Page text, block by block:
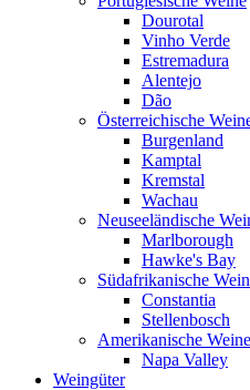
Dourotal
Vinho Verde
Estremadura
Alentejo
Dão
Österreichische
Burgenland
Kamptal
Kremstal
Wachau
Neuseeländische
Marlborough
Hawke's Bay
Südafrikanische
Constantia
Stellenbosch
Amerikanische Weine
Napa Valley
Weingüter